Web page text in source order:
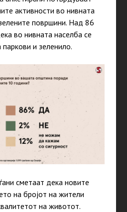
активности во нивната
површини. Над 86
во нивната населба се
паркови и зеленило.
сметаат дека новите
на бројот на жители
на животот.